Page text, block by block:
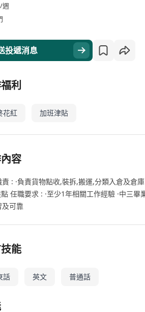
週
投遞消息
利
花紅 加班津貼
容
責 : ·負責貨物點收,裝拆,搬運,分類入倉及倉
任職要求 : ·至少1年相關工作經驗 ·中三
可靠
能
話 英文 普通話